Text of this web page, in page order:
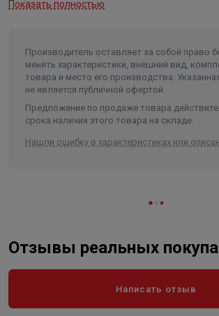
Присоединение! 1/4
Комплектация кабель 16 м.
Длина в упаковке, см. 18.400
Ширина в упаковке, см. 22.600
Высота в упаковке, см. 35.400
184
Объем 0.014721
Показать полностью
Производитель оставляет за собой право
менять характеристики, внешний вид,
товара и место его производства.
не является публичной офертой.
Предложение по продаже товара
срока наличия этого товара на складе.
Нашли ошибку в характеристиках или
Отзывы реальных
Написать отзыв